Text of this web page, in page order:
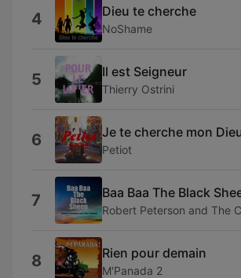
4 Dieu te cherche
NoShame
5 Il est Seigneur
Thierry Ostrini
6 Je te cherche mon
Petiot
7 Baa Baa The Black
Robert Peterson and The
8 Rien pour demain
M'Panada 2